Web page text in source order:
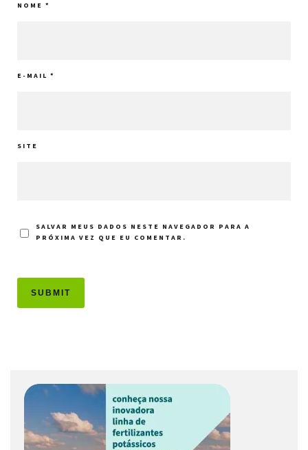
NOME *
E-MAIL *
SITE
SALVAR MEUS DADOS NESTE NAVEGADOR PARA A
PRÓXIMA VEZ QUE EU COMENTAR.